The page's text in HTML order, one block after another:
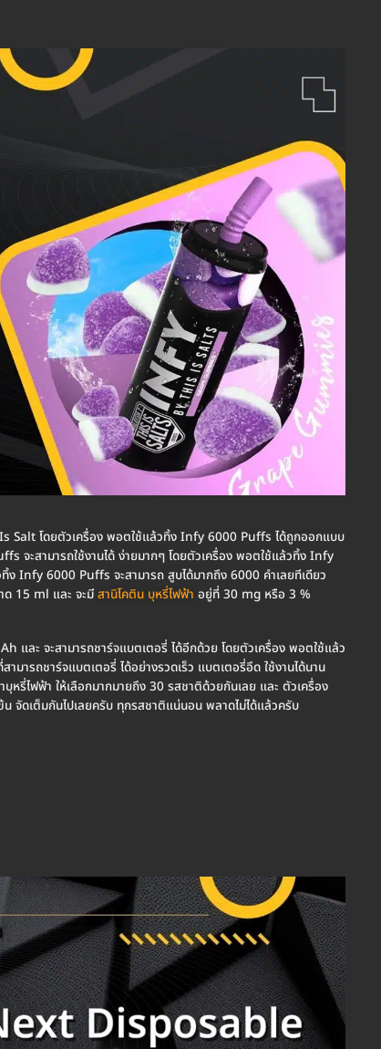
Salt โดยตัวเครื่อง พอตใช้แล้วทิ้ง Infy 6000 Puffs ได้ถูกออกแบบ
จะสามารถใช้งานได้ ง่ายมากๆ โดยตัวเครื่อง พอตใช้แล้วทิ้ง Infy
Infy 6000 Puffs จะสามารถ สูบได้มากถึง 6000 คำเลยทีเดียว
ด 15 ml และ จะมี สานิโคติน บุหรี่ไฟฟ้า อยู่ที่ 30 mg หรือ 3 %
ละ จะสามารถชาร์จแบตเตอรี่ ได้อีกด้วย โดยตัวเครื่อง พอตใช้แล้ว
ารถชาร์จแบตเตอรี่ ได้อย่างรวดเร็ว แบตเตอรี่อึด ใช้งานได้นาน
ไฟฟ้า ให้เลือกมากมายถึง 30 รสชาติด้วยกันเลย และ ตัวเครื่อง
จัดเต็มกันไปเลยครับ ทุกรสชาติแน่นอน พลาดไม่ได้แล้วครับ